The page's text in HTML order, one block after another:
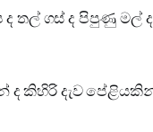
තල් ගස් ද පිපුණු මල්
කිහිරි දැව පේළියකින්